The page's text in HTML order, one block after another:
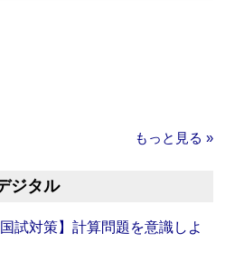
もっと見る »
ジタル
国試対策】計算問題を意識しよ